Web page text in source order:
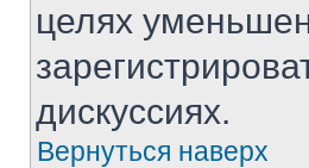
целях
дискуссиях.
Вернуться наверх